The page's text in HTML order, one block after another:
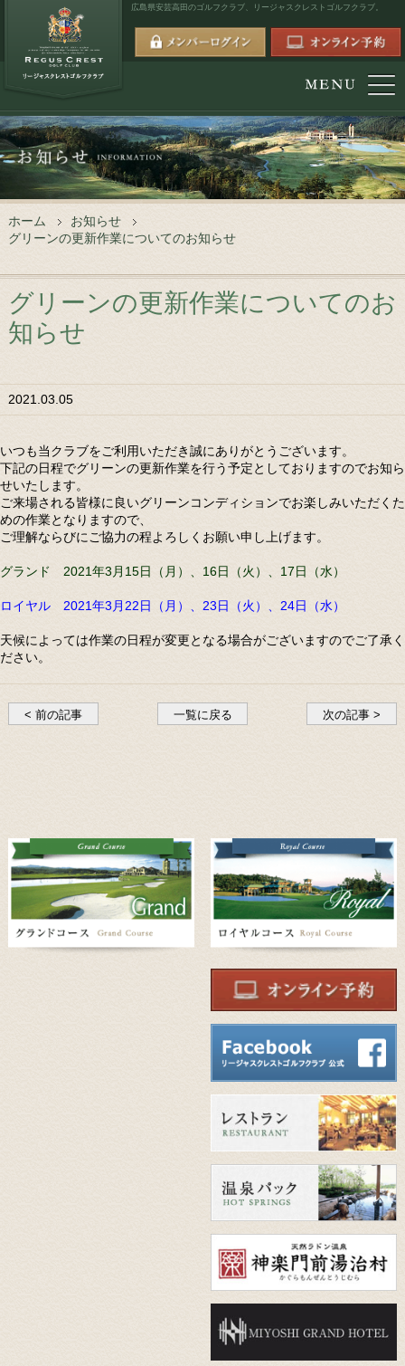
広島県安芸高田のゴルフクラブ、 リージャスクレストゴルフクラブ。
ホーム
お知らせ
グリーンの更新作業についてのお知らせ
グリーンの更新作業についてのお
知らせ
2021.03.05
いつも当クラブをご利用いただき誠にありがとうございます。
下記の日程でグリーンの更新作業を行う予定としておりますのでお知ら
せいたします。
ご来場される皆様に良いグリーンコンディションでお楽しみいただくた
めの作業となりますので、
ご理解ならびにご協力の程よろしくお願い申し上げます。
グランド 2021年3月15日（月）、16日（火）、17日（水）
ロイヤル 2021年3月22日（月）、23日（火）、24日（水）
天候によっては作業の日程が変更となる場合がございますのでご了承く
ださい。
< 前の記事 一覧に戻る 次の記事 >